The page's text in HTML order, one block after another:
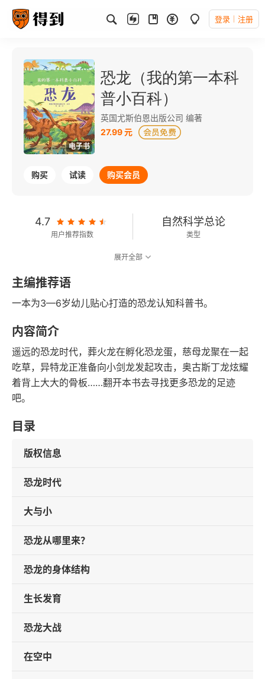
登录 注册
电子书
恐龙（我的第一本科
普小百科）
英国尤斯伯恩出版公司 编著
27.99 元
购买 试读 购买会员
4.7
用户推荐指数
自然科学总论
类型
2016-01-01
发行日期
展开全部
主编推荐语
一本为3—6岁幼儿贴心打造的恐龙认知科普书。
内容简介
遥远的恐龙时代，葬火龙在孵化恐龙蛋，慈母龙聚在一起
吃草，异特龙正准备向小剑龙发起攻击，奥古斯丁龙炫耀
着背上大大的骨板……翻开本书去寻找更多恐龙的足迹
吧。
目录
版权信息
恐龙时代
大与小
恐龙从哪里来？
恐龙的身体结构
生长发育
恐龙大战
在空中